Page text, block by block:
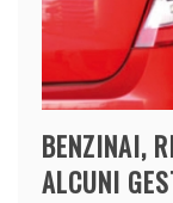
BENZINAI,
ALCUNI